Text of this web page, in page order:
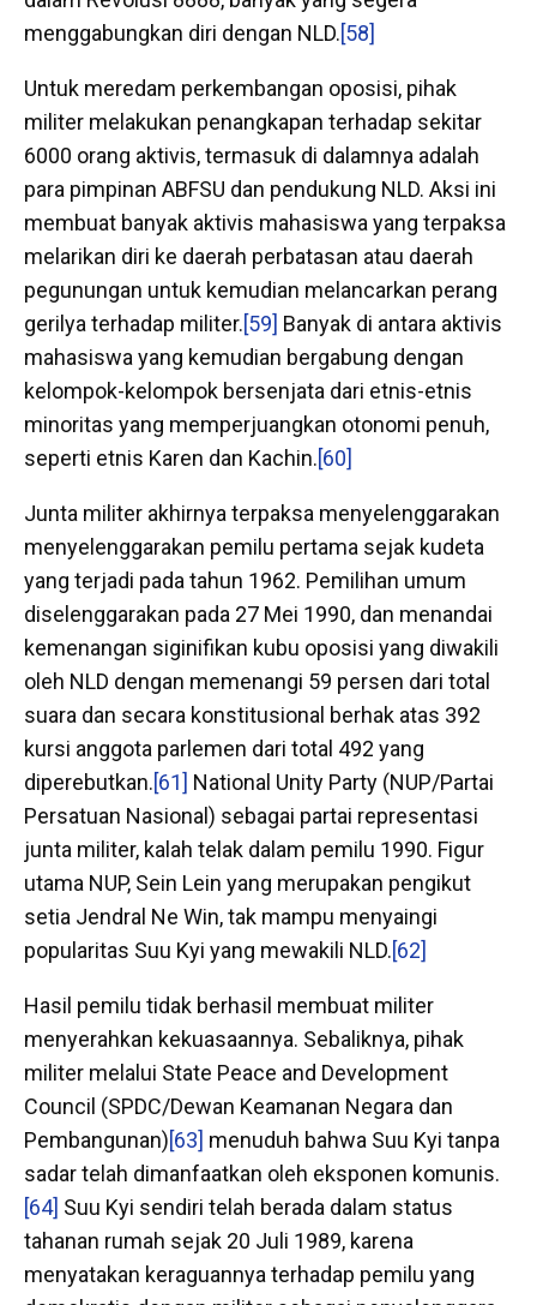
menggabungkan diri dengan NLD.[58]
Untuk meredam perkembangan oposisi, pihak
militer melakukan penangkapan terhadap sekitar
6000 orang aktivis, termasuk di dalamnya adalah
para pimpinan ABFSU dan pendukung NLD. Aksi ini
membuat banyak aktivis mahasiswa yang terpaksa
melarikan diri ke daerah perbatasan atau daerah
pegunungan untuk kemudian melancarkan perang
gerilya terhadap militer.[59] Banyak di antara aktivis
mahasiswa yang kemudian bergabung dengan
kelompok-kelompok bersenjata dari etnis-etnis
minoritas yang memperjuangkan otonomi penuh,
seperti etnis Karen dan Kachin.[60]
Junta militer akhirnya terpaksa menyelenggarakan
menyelenggarakan pemilu pertama sejak kudeta
yang terjadi pada tahun 1962. Pemilihan umum
diselenggarakan pada 27 Mei 1990, dan menandai
kemenangan siginifikan kubu oposisi yang diwakili
oleh NLD dengan memenangi 59 persen dari total
suara dan secara konstitusional berhak atas 392
kursi anggota parlemen dari total 492 yang
diperebutkan.[61] National Unity Party (NUP/Partai
Persatuan Nasional) sebagai partai representasi
junta militer, kalah telak dalam pemilu 1990. Figur
utama NUP, Sein Lein yang merupakan pengikut
setia Jendral Ne Win, tak mampu menyaingi
popularitas Suu Kyi yang mewakili NLD.[62]
Hasil pemilu tidak berhasil membuat militer
menyerahkan kekuasaannya. Sebaliknya, pihak
militer melalui State Peace and Development
Council (SPDC/Dewan Keamanan Negara dan
Pembangunan)[63] menuduh bahwa Suu Kyi tanpa
sadar telah dimanfaatkan oleh eksponen komunis.
[64] Suu Kyi sendiri telah berada dalam status
tahanan rumah sejak 20 Juli 1989, karena
menyatakan keraguannya terhadap pemilu yang